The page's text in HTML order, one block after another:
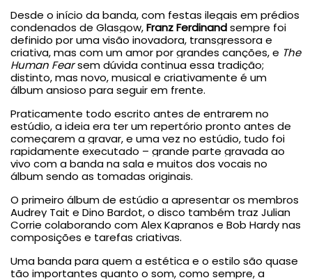
Desde o início da banda, com festas ilegais em prédios
condenados de Glasgow,Franz Ferdinandsempre foi
definido por uma visão inovadora, transgressora e
criativa, mas com um amor por grandes canções, e The
Human Fearsem dúvida continua essa tradição;
distinto, mas novo, musical e criativamente é um
álbum ansioso para seguir em frente.
Praticamente todo escrito antes de entrarem no
estúdio, a ideia era ter um repertório pronto antes de
começarem a gravar, e uma vez no estúdio, tudo foi
rapidamente executado – grande parte gravada ao
vivo com a banda na sala e muitos dos vocais no
álbum sendo as tomadas originais.
O primeiro álbum de estúdio a apresentar os membros
Audrey Tait e Dino Bardot, o disco também traz Julian
Corrie colaborando com Alex Kapranos e Bob Hardy nas
composições e tarefas criativas.
Uma banda para quem a estética e o estilo são quase
tão importantes quanto o som, como sempre, a